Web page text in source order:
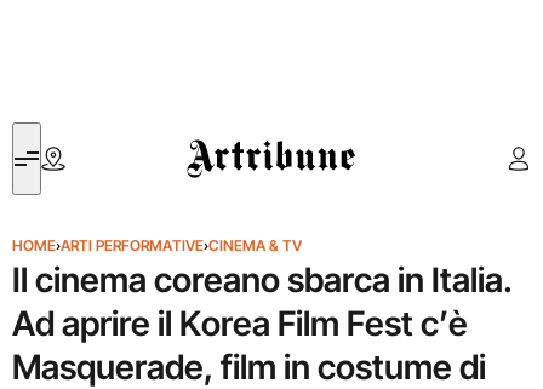
Artribune
HOME›ARTI PERFORMATIVE›CINEMA & TV
Il cinema coreano sbarca in Italia.
Ad aprire il Korea Film Fest c’è
Masquerade, film in costume di